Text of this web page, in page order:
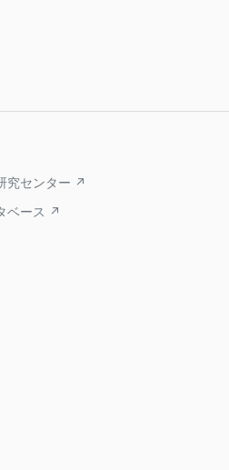
究センター ↗
ベース ↗